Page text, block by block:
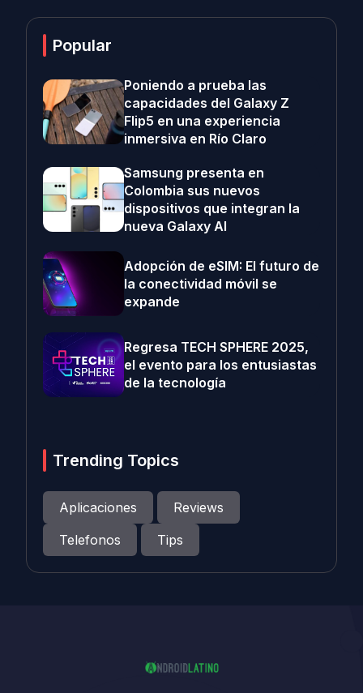
Popular
Poniendo a prueba las
capacidades del Galaxy Z
Flip5 en una experiencia
inmersiva en Río Claro
Samsung presenta en
Colombia sus nuevos
dispositivos que integran la
nueva Galaxy AI
Adopción de eSIM: El futuro de
la conectividad móvil se
expande
Regresa TECH SPHERE 2025,
el evento para los entusiastas
de la tecnología
Trending Topics
Aplicaciones
Reviews
Telefonos
Tips